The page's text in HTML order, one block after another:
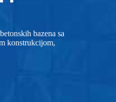
bazena sa
konstrukcijom,